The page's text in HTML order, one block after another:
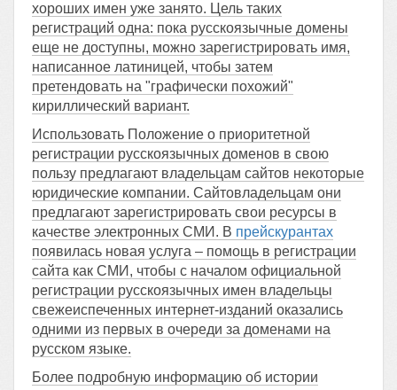
хороших имен уже занято. Цель таких
регистраций одна: пока русскоязычные домены
еще не доступны, можно зарегистрировать имя,
написанное латиницей, чтобы затем
претендовать на "графически похожий"
кириллический вариант.
Использовать Положение о приоритетной
регистрации русскоязычных доменов в свою
пользу предлагают владельцам сайтов некоторые
юридические компании. Сайтовладельцам они
предлагают зарегистрировать свои ресурсы в
качестве электронных СМИ. В прейскурантах
появилась новая услуга – помощь в регистрации
сайта как СМИ, чтобы с началом официальной
регистрации русскоязычных имен владельцы
свежеиспеченных интернет-изданий оказались
одними из первых в очереди за доменами на
русском языке.
Более подробную информацию об истории